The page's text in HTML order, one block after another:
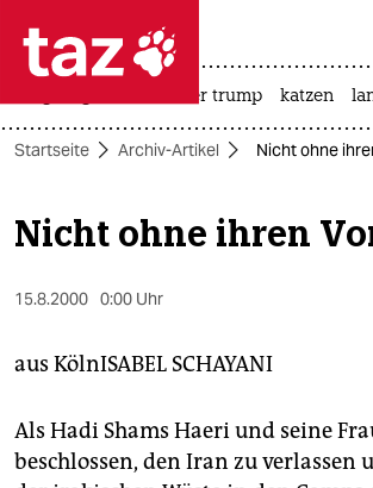
 taz zahl ich
taz zahl ich
themen
gesellschaft
kultur
usa unter trump katzen
Startseite Archiv-Artikel Nicht ohne
Nicht ohne ihren
15.8.2000 0:00 Uhr
aus KölnISABEL SCHAYANI
Als Hadi Shams Haeri und seine
beschlossen, den Iran zu